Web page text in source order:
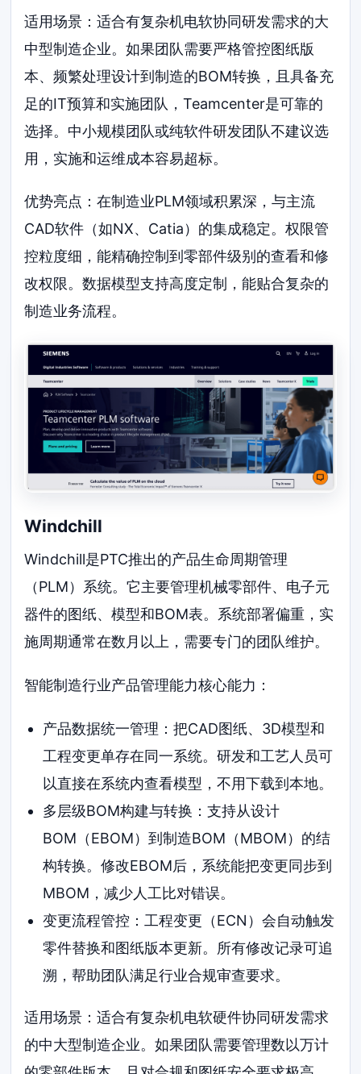
适用场景：适合有复杂机电软协同研发需求的大
中型制造企业。如果团队需要严格管控图纸版
本、频繁处理设计到制造的BOM转换，且具备充
足的IT预算和实施团队，Teamcenter是可靠的
选择。中小规模团队或纯软件研发团队不建议选
用，实施和运维成本容易超标。
优势亮点：在制造业PLM领域积累深，与主流
CAD软件（如NX、Catia）的集成稳定。权限管
控粒度细，能精确控制到零部件级别的查看和修
改权限。数据模型支持高度定制，能贴合复杂的
制造业务流程。
Windchill
Windchill是PTC推出的产品生命周期管理
（PLM）系统。它主要管理机械零部件、电子元
器件的图纸、模型和BOM表。系统部署偏重，实
施周期通常在数月以上，需要专门的团队维护。
智能制造行业产品管理能力核心能力：
产品数据统一管理：把CAD图纸、3D模型和
工程变更单存在同一系统。研发和工艺人员可
以直接在系统内查看模型，不用下载到本地。
多层级BOM构建与转换：支持从设计
BOM（EBOM）到制造BOM（MBOM）的结
构转换。修改EBOM后，系统能把变更同步到
MBOM，减少人工比对错误。
变更流程管控：工程变更（ECN）会自动触发
零件替换和图纸版本更新。所有修改记录可追
溯，帮助团队满足行业合规审查要求。
适用场景：适合有复杂机电软硬件协同研发需求
的中大型制造企业。如果团队需要管理数以万计